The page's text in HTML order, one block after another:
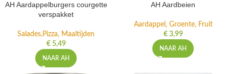
AH Aardappelburgers courgette
verspakket
Salades,Pizza, Maaltijden
€5,49
NAAR AH
AH Aardbeien
Aardappel, Groente, Fruit
€3,99
NAAR AH